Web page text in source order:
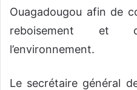
Ouagadougou afin de
reboisement et
l’environnement.
Le secrétaire général